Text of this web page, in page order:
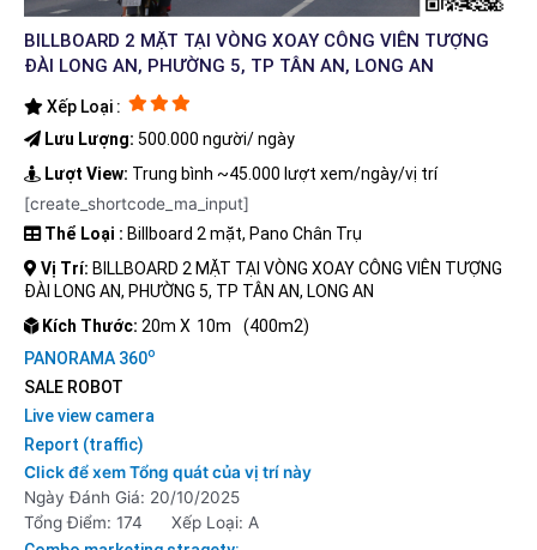
BILLBOARD 2 MẶT TẠI VÒNG XOAY CÔNG VIÊN TƯỢNG
ĐÀI LONG AN, PHƯỜNG 5, TP TÂN AN, LONG AN
Xếp Loại :
Lưu Lượng: 500.000 người/ ngày
Lượt View: Trung bình ~45.000 lượt xem/ngày/vị trí
[create_shortcode_ma_input]
Thể Loại : Billboard 2 mặt, Pano Chân Trụ
Vị Trí: BILLBOARD 2 MẶT TẠI VÒNG XOAY CÔNG VIÊN TƯỢNG
ĐÀI LONG AN, PHƯỜNG 5, TP TÂN AN, LONG AN
Kích Thước: 20m X 10m
(400m2)
PANORAMA 360o
SALE ROBOT
Live view camera
Report (traffic)
Click để xem Tổng quát của vị trí này
Ngày Đánh Giá: 20/10/2025
Tổng Điểm: 174
Xếp Loại: A